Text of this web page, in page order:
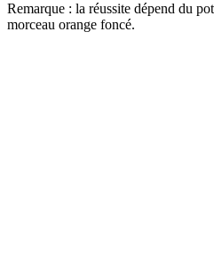
Remarque : la réussite dépend du
morceau orange foncé.